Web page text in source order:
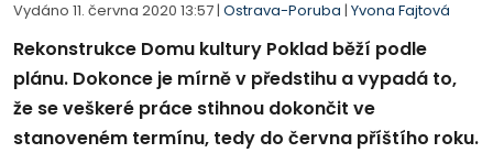
Vydáno 11. června 2020 13:57 | Ostrava-Poruba | Yvona Fajtová
Rekonstrukce Domu kultury Poklad běží podle
plánu. Dokonce je mírně v předstihu a vypadá to,
že se veškeré práce stihnou dokončit ve
stanoveném termínu, tedy do června příštího roku.